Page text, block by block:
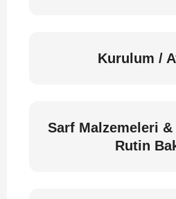
Kurulum /
Sarf Malzemeleri
Rutin